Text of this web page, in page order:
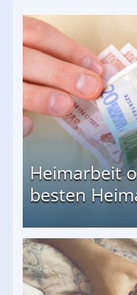
Heimarbeit
besten